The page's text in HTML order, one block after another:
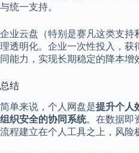
与统一支持。
企业云盘（特别是赛凡这类支持
理透明化。企业一次性投入，获
同能力，实现长期稳定的降本增
总结
简单来说，个人网盘是提升个人
组织安全的协同系统。在数据即
流程建立在个人工具之上，风险